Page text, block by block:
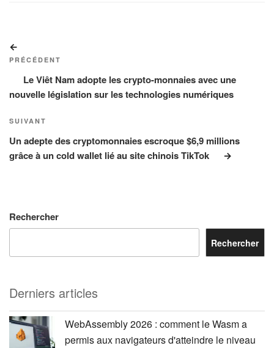
de
l’article
précédent
PRÉCÉDENT
Le Viêt Nam adopte les crypto-monnaies avec une
nouvelle législation sur les technologies numériques
Article
suivant
SUIVANT
Un adepte des cryptomonnaies escroque $6,9 millions
grâce à un cold wallet lié au site chinois TikTok
Rechercher
Rechercher
Derniers articles
WebAssembly 2026 : comment le Wasm a
permis aux navigateurs d'atteindre le niveau